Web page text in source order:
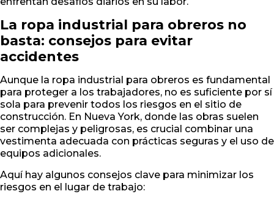
La ropa industrial para obreros no
basta: consejos para evitar
accidentes
Aunque la ropa industrial para obreros es fundamental
para proteger a los trabajadores, no es suficiente por sí
sola para prevenir todos los riesgos en el sitio de
construcción. En Nueva York, donde las obras suelen
ser complejas y peligrosas, es crucial combinar una
vestimenta adecuada con prácticas seguras y el uso de
equipos adicionales.
Aquí hay algunos consejos clave para minimizar los
riesgos en el lugar de trabajo: